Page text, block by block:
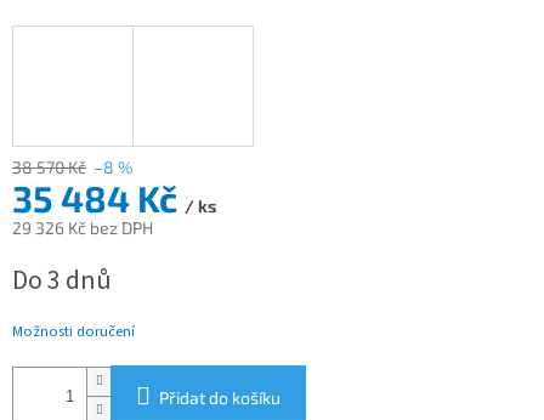
38 570 Kč –8 %
35 484 Kč / ks
29 326 Kč bez DPH
cena:
Do 3 dnů
Možnosti doručení
Přidat do košíku